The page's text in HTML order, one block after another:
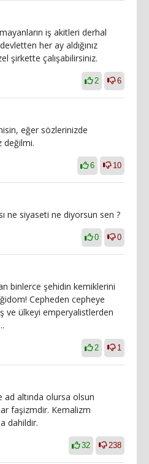
iş akitleri derhal
her ay aldığınız
şirkette çalışabilirsiniz.
2 6
eğer sözlerinizde
değilmi.
6 10
ne siyaseti ne diyorsun sen ?
0 0
binlerce şehidin kemiklerini
Cepheden cepheye
ve ülkeyi emperyalistlerden
2 1
ad altında olursa olsun
faşizmdir. Kemalizm
dahildir.
32 238